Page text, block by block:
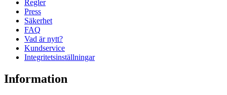
Regler
Press
Säkerhet
FAQ
Vad är nytt?
Kundservice
Integritetsinställningar
Information